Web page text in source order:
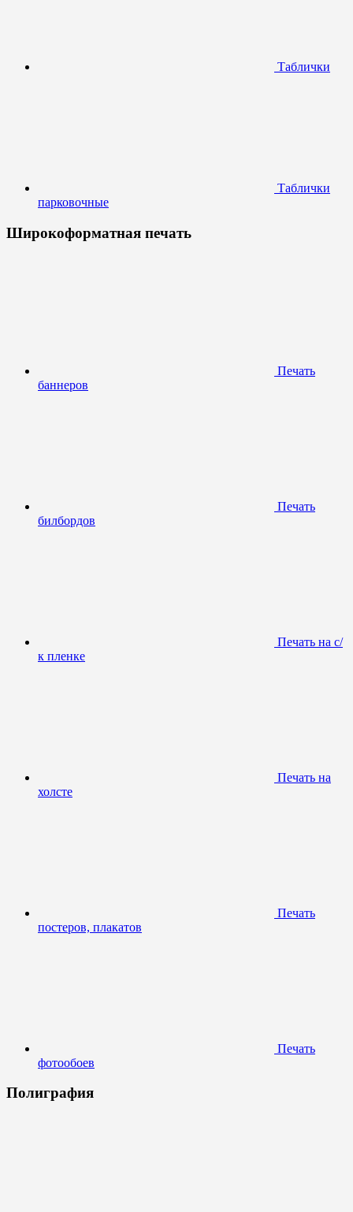
Таблички
Таблички
парковочные
Широкоформатная печать
Печать
баннеров
Печать
билбордов
Печать на с/
к пленке
Печать на
холсте
Печать
постеров, плакатов
Печать
фотообоев
Полиграфия